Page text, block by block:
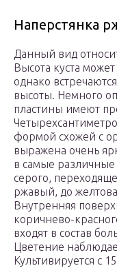
Наперстянка
Данный вид
Высота куста
однако
высоты. Немного
пластины имеют
формой схожей с
выражена очень
в самые различные
серого,
ржавый, до
Внутренняя
коричнево-
входят в состав
Цветение
Культивируется с